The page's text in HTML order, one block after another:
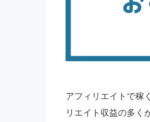
アフィリエイトで稼
リエイト収益の多く